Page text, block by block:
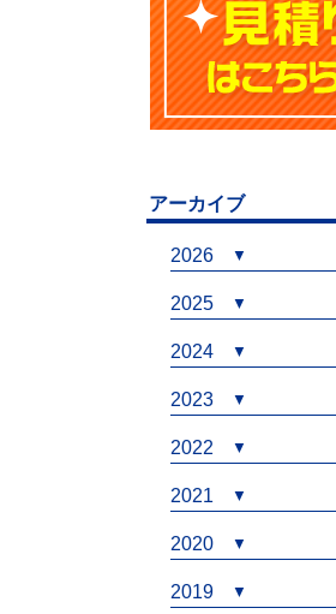
アーカイブ
2026
2025
2024
2023
2022
2021
2020
2019